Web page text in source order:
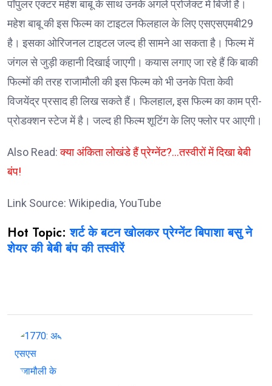
पॉपुलर एक्टर महेश बाबू के साथ उनके अगले प्रोजेक्ट में बिजी है।
महेश बाबू की इस फिल्म का टाइटल फिलहाल के लिए एसएसएमबी29
है। इसका ओरिजनल टाइटल जल्द ही सामने आ सकता है। फिल्म में
जंगल से जुड़ी कहानी दिखाई जाएगी। कयास लगाए जा रहे हैं कि बाकी
फिल्मों की तरह राजामौली की इस फिल्म को भी उनके पिता केवी
विजयेंद्र प्रसाद ही लिख सकते हैं। फिलहाल, इस फिल्म का काम प्री-
प्रोडक्शन स्टेज में है। जल्द ही फिल्म शूटिंग के लिए फ्लोर पर आएगी।
Also Read:क्या अंकिता लोखंडे हैं प्रेग्नेंट?…तस्वीरों में दिखा बेबी
बंप!
Link Source: Wikipedia, YouTube
Hot Topic:शर्ट के बटन खोलकर प्रेग्नेंट बिपाशा बसु ने
शेयर की बेबी बंप की तस्वीरें